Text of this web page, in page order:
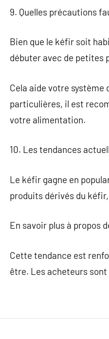
9. Quelles précautions
Bien que le kéfir soit
débuter avec de petites
Cela aide votre système
particulières, il est
votre alimentation.
10. Les tendances
Le kéfir gagne en
produits dérivés du
En savoir plus à propos
Cette tendance est
être. Les acheteurs sont